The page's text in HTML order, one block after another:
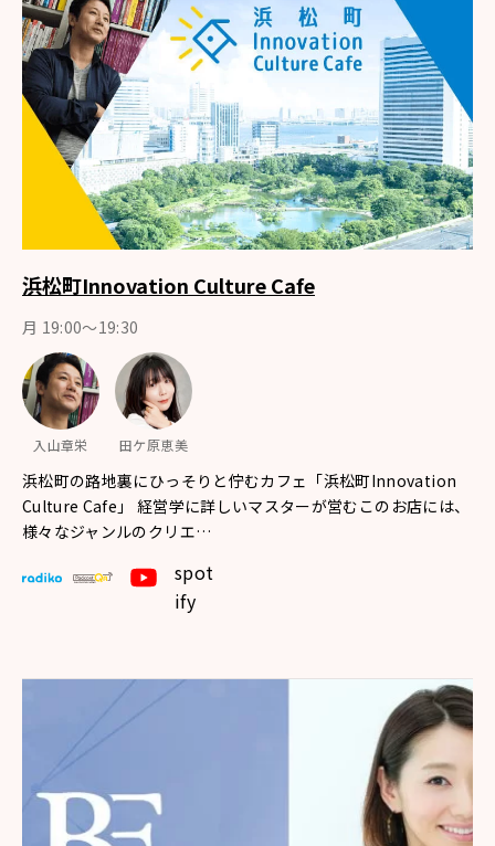
浜松町Innovation Culture Cafe
月 19:00～19:30
入山章栄 田ケ原恵美
浜松町の路地裏にひっそりと佇むカフェ「浜松町Innovation
Culture Cafe」 経営学に詳しいマスターが営むこのお店には、
様々なジャンルのクリエ…
spot
ify